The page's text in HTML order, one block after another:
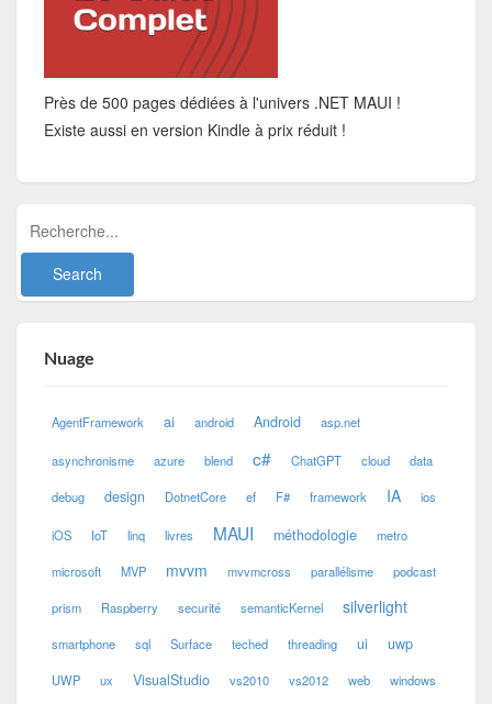
Près de 500 pages dédiées à l'univers .NET MAUI !
Existe aussi en version Kindle à prix réduit !
Nuage
AgentFramework ai android Android asp.net
asynchronisme azure blend c# ChatGPT cloud data
debug design DotnetCore ef F# framework IA ios
iOS IoT linq livres MAUI méthodologie metro
microsoft MVP mvvm mvvmcross parallélisme podcast
prism Raspberry securité semanticKernel silverlight
smartphone sql Surface teched threading ui uwp
UWP ux VisualStudio vs2010 vs2012 web windows